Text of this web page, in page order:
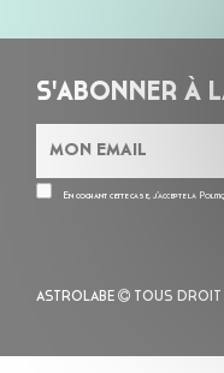
S'ABONNER À
En cochant cette case, j’accepte la
ASTROLABE TOUS DROIT